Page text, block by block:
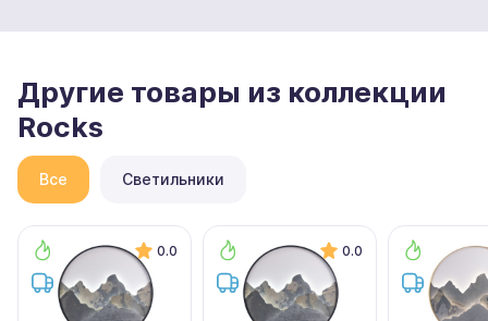
Другие товары из коллекции
Rocks
Все Светильники
0.0 0.0